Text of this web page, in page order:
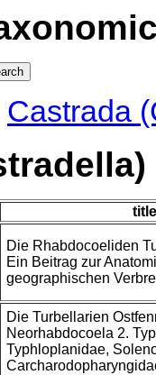
Castrada
title
Die Rhabdocoeliden
Ein Beitrag zur
geographischen
Die Turbellarien
Neorhabdocoela 2.
Typhloplanidae,